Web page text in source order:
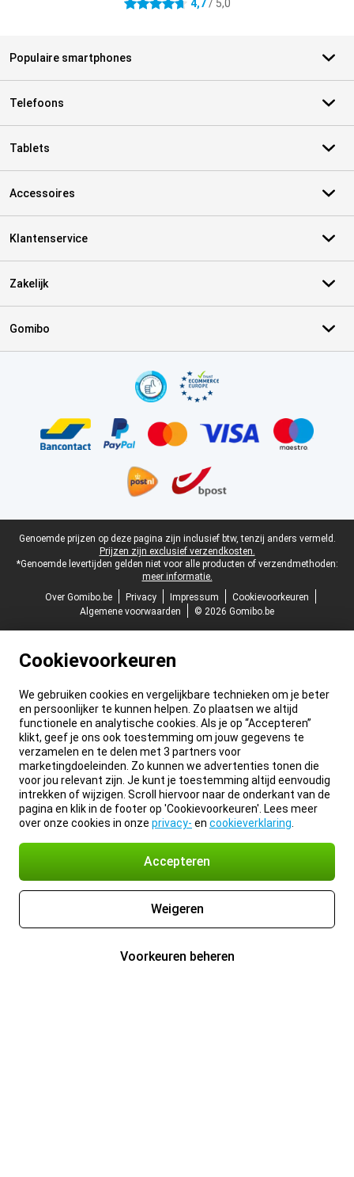
4.7 sterren 4,7/ 5,0
Populaire smartphones
Telefoons
Tablets
Accessoires
Klantenservice
Zakelijk
Gomibo
Juridische voettekst
Genoemde prijzen op deze pagina zijn inclusief btw, tenzij anders vermeld.
Prijzen zijn exclusief verzendkosten.
*Genoemde levertijden gelden niet voor alle producten of verzendmethoden:
meer informatie.
Over Gomibo.be
Privacy Impressum
Cookievoorkeuren
Algemene voorwaarden
© 2026 Gomibo.be
Cookievoorkeuren
We gebruiken cookies en vergelijkbare technieken om je beter
en persoonlijker te kunnen helpen. Zo plaatsen we altijd
functionele en analytische cookies. Als je op “Accepteren”
klikt, geef je ons ook toestemming om jouw gegevens te
verzamelen en te delen met 3 partners voor
marketingdoeleinden. Zo kunnen we advertenties tonen die
voor jou relevant zijn. Je kunt je toestemming altijd eenvoudig
intrekken of wijzigen. Scroll hiervoor naar de onderkant van de
pagina en klik in de footer op 'Cookievoorkeuren'. Lees meer
over onze cookies in onze privacy- en cookieverklaring
Accepteren
Weigeren
Voorkeuren beheren